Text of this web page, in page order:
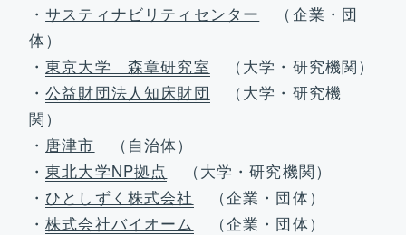
・サスティナビリティセンター （企業・団
体）
・東京大学 森章研究室 （大学・研究機関）
・公益財団法人知床財団 （大学・研究機
関）
・ 唐津市 （自治体）
・東北大学NP拠点
（大学・研究機関）
・ひとしずく株式会社
（企業・団体）
・株式会社バイオーム
（企業・団体）